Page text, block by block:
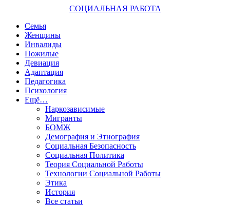
СОЦИАЛЬНАЯ РАБОТА
Семья
Женщины
Инвалиды
Пожилые
Девиация
Адаптация
Педагогика
Психология
Ещё…
Наркозависимые
Мигранты
БОМЖ
Демография и Этнография
Социальная Безопасность
Социальная Политика
Теория Социальной Работы
Технологии Социальной Работы
Этика
История
Все статьи